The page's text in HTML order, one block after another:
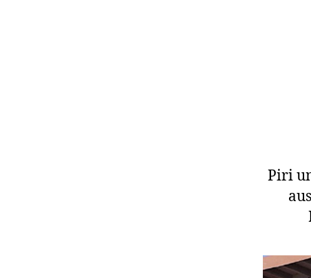
Piri